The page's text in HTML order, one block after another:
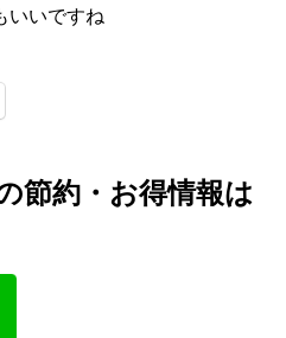
いいですね
節約・お得情報は